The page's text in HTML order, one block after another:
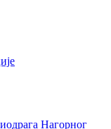
Нагорног